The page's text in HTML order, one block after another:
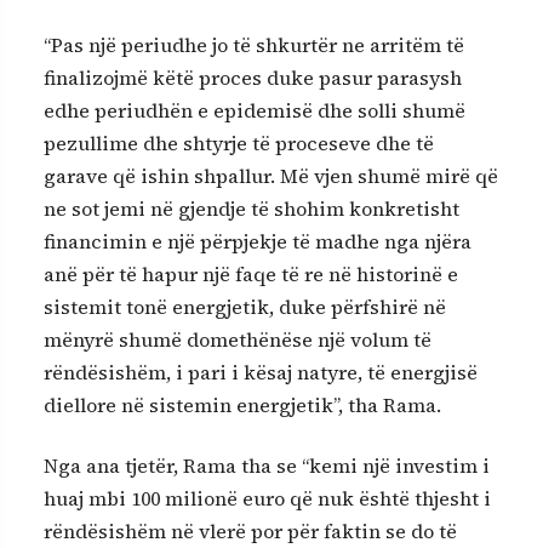
“Pas një periudhe jo të shkurtër ne arritëm të
finalizojmë këtë proces duke pasur parasysh
edhe periudhën e epidemisë dhe solli shumë
pezullime dhe shtyrje të proceseve dhe të
garave që ishin shpallur. Më vjen shumë mirë që
ne sot jemi në gjendje të shohim konkretisht
financimin e një përpjekje të madhe nga njëra
anë për të hapur një faqe të re në historinë e
sistemit tonë energjetik, duke përfshirë në
mënyrë shumë domethënëse një volum të
rëndësishëm, i pari i kësaj natyre, të energjisë
diellore në sistemin energjetik”, tha Rama.
Nga ana tjetër, Rama tha se “kemi një investim i
huaj mbi 100 milionë euro që nuk është thjesht i
rëndësishëm në vlerë por për faktin se do të